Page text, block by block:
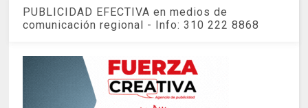
PUBLICIDAD EFECTIVA en medios de
comunicación regional - Info: 310 222 8868